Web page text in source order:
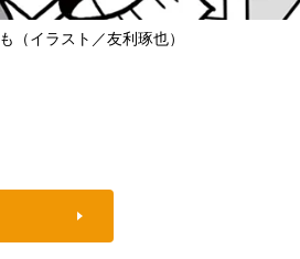
（イラスト／友利琢也）